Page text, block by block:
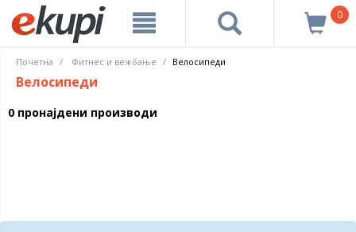
0
Почетна Фитнес и вежбање Велосипеди
Велосипеди
0 пронајдени производи